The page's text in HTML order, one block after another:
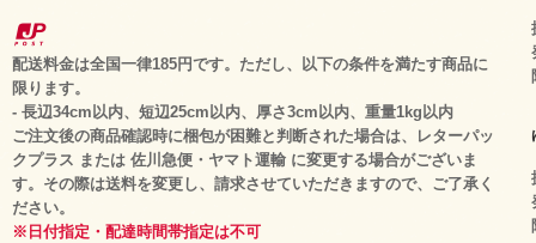
配送料金は全国一律185円です。ただし、以下の条件を満たす商品に
限ります。
- 長辺34cm以内、短辺25cm以内、厚さ3cm以内、重量1kg以内
ご注文後の商品確認時に梱包が困難と判断された場合は、レターパッ
クプラス または 佐川急便・ヤマト運輸 に変更する場合がございま
す。その際は送料を変更し、請求させていただきますので、ご了承く
ださい。
※日付指定・配達時間帯指定は不可